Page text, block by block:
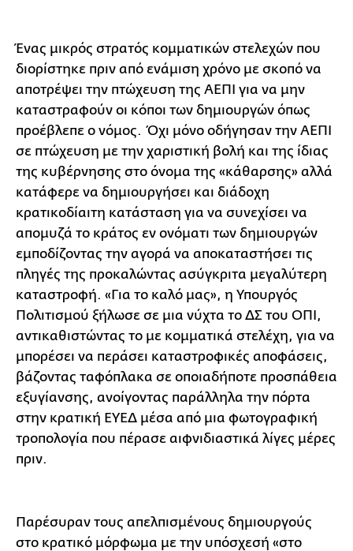
Ένας μικρός στρατός κομματικών στελεχών που
διορίστηκε πριν από ενάμιση χρόνο με σκοπό να
αποτρέψει την πτώχευση της ΑΕΠΙ για να μην
καταστραφούν οι κόποι των δημιουργών όπως
προέβλεπε ο νόμος. Όχι μόνο οδήγησαν την ΑΕΠΙ
σε πτώχευση με την χαριστική βολή και της ίδιας
της κυβέρνησης στο όνομα της «κάθαρσης» αλλά
κατάφερε να δημιουργήσει και διάδοχη
κρατικοδίαιτη κατάσταση για να συνεχίσει να
απομυζά το κράτος εν ονόματι των δημιουργών
εμποδίζοντας την αγορά να αποκαταστήσει τις
πληγές της προκαλώντας ασύγκριτα μεγαλύτερη
καταστροφή. «Για το καλό μας», η Υπουργός
Πολιτισμού ξήλωσε σε μια νύχτα το ΔΣ του ΟΠΙ,
αντικαθιστώντας το με κομματικά στελέχη, για να
μπορέσει να περάσει καταστροφικές αποφάσεις,
βάζοντας ταφόπλακα σε οποιαδήποτε προσπάθεια
εξυγίανσης, ανοίγοντας παράλληλα την πόρτα
στην κρατική ΕΥΕΔ μέσα από μια φωτογραφική
τροπολογία που πέρασε αιφνιδιαστικά λίγες μέρες
πριν.
Παρέσυραν τους απελπισμένους δημιουργούς
στο κρατικό μόρφωμα με την υπόσχεσή «στο